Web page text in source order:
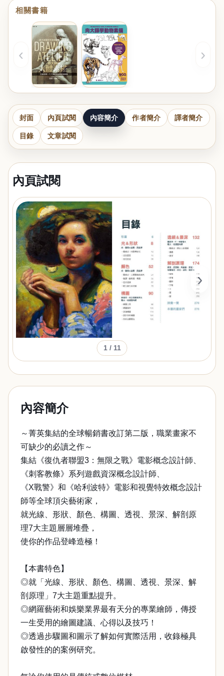
相關書籍
‹ ›
封面 內頁試閱 內容簡介 作者簡介 譯者簡介
目錄 文章試閱
內頁試閱
‹ ›
1/ 11
內容簡介
～菁英集結的全球暢銷書改訂第二版，職業畫家不
可缺少的必讀之作～
集結《復仇者聯盟3：無限之戰》電影概念設計師、
《刺客教條》系列遊戲資深概念設計師、
《X戰警》和《哈利波特》電影和視覺特效概念設計
師等全球頂尖藝術家，
就光線、形狀、顏色、構圖、透視、景深、解剖原
理7大主題層層堆疊，
使你的作品登峰造極！
【本書特色】
◎就「光線、形狀、顏色、構圖、透視、景深、解
剖原理」7大主題重點提升。
◎網羅藝術和娛樂業界最有天分的專業繪師，傳授
一生受用的繪圖建議、心得以及技巧！
◎透過步驟圖和圖示了解如何實際活用，收錄極具
啟發性的的案例研究。